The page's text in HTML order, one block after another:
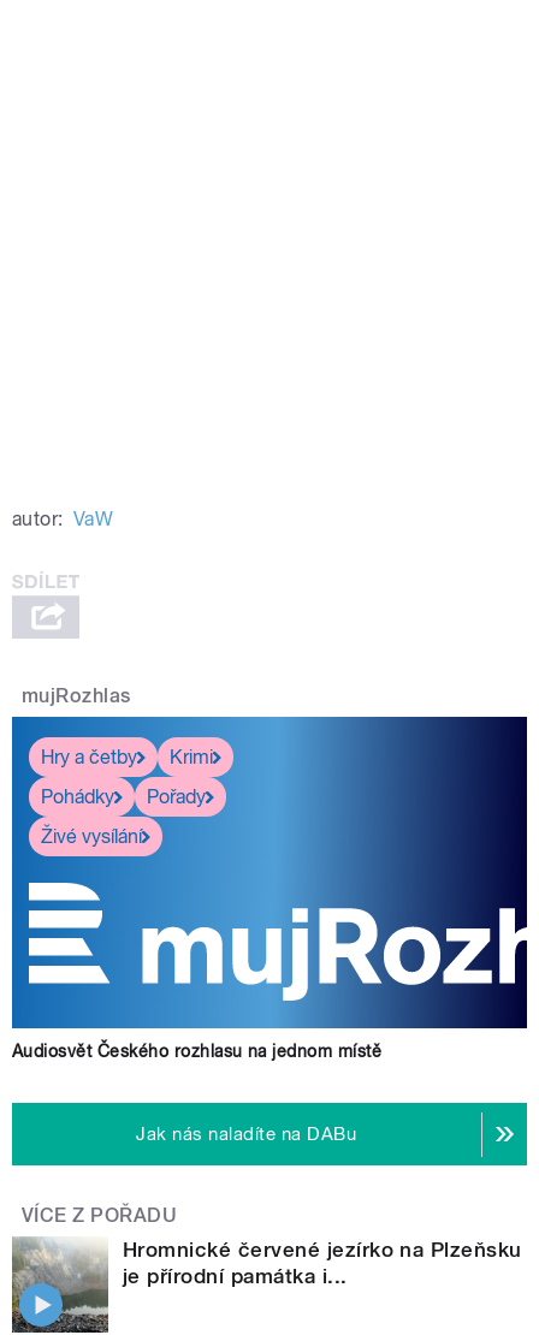
autor: VaW
mujRozhlas
Hry a četby
Krimi
Pohádky
Pořady
Živé vysílání
Audiosvět Českého rozhlasu na jednom místě
Jak nás naladíte na DABu
VÍCE Z POŘADU
Hromnické červené jezírko na Plzeňsku
je přírodní památka i...